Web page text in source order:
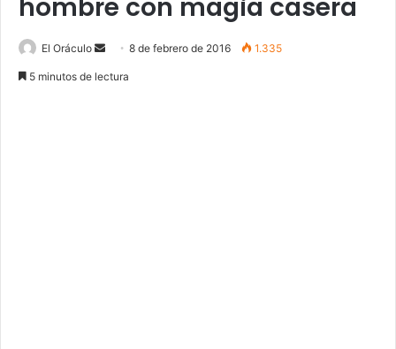
hombre con magia casera
El Oráculo
Send8 de febrero de 2016 1.335
5 minutos de lectura